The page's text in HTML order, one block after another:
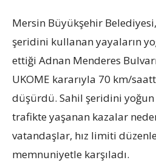
Mersin Büyükşehir
şeridini kullanan yayaların
ettiği Adnan Menderes
UKOME kararıyla 70 km/
düşürdü. Sahil şeridini
trafikte yaşanan kazalar
vatandaşlar, hız limiti
memnuniyetle karşıladı.